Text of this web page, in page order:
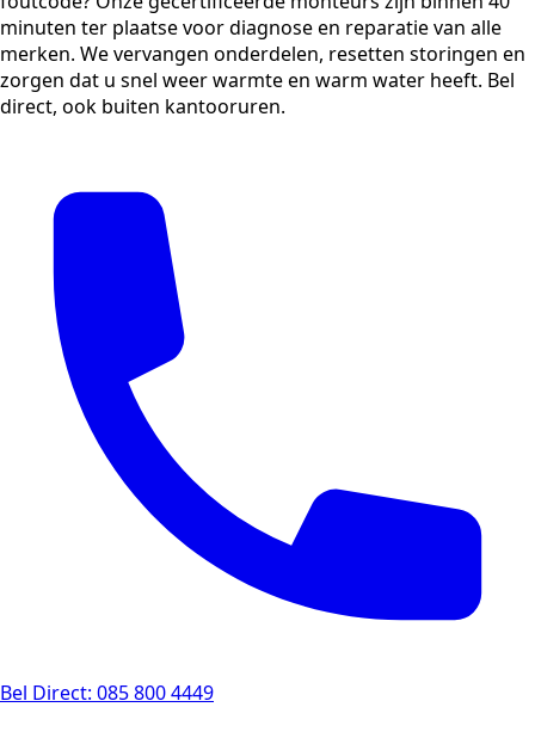
minuten ter plaatse voor diagnose en reparatie van alle
merken. We vervangen onderdelen, resetten storingen en
zorgen dat u snel weer warmte en warm water heeft. Bel
direct, ook buiten kantooruren.
Bel Direct: 085 800 4449